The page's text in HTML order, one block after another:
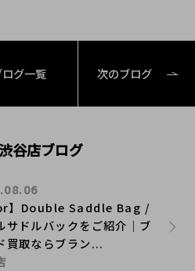
ログ一覧 次のブログ
谷店ブログ
】Double Saddle Bag /
サドルバックをご紹介｜ブ
買取ならブラン...